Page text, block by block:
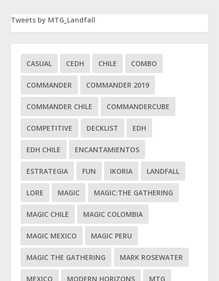
Tweets by MTG_Landfall
CASUAL CEDH CHILE COMBO
COMMANDER COMMANDER 2019
COMMANDER CHILE COMMANDERCUBE
COMPETITIVE DECKLIST EDH
EDH CHILE ENCANTAMIENTOS
ESTRATEGIA FUN IKORIA LANDFALL
LORE MAGIC MAGIC:THE GATHERING
MAGIC CHILE MAGIC COLOMBIA
MAGIC MEXICO MAGIC PERU
MAGIC THE GATHERING MARK ROSEWATER
MEXICO MODERN HORIZONS MTG